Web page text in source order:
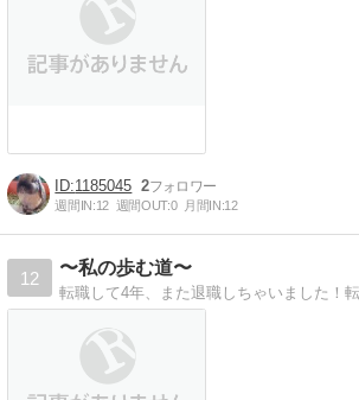
1185045 2
週間IN:12 週間OUT:0 月間IN:12
12
〜私の歩む道〜